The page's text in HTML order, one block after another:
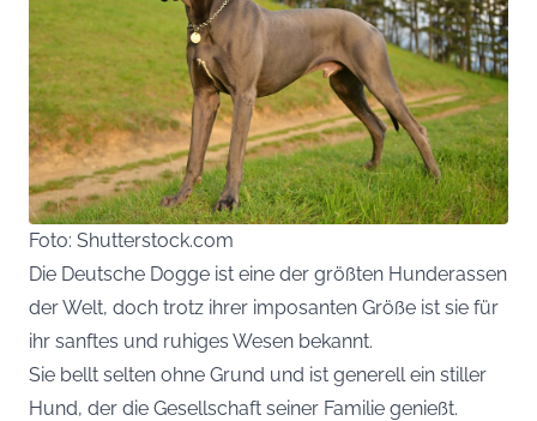
Foto: Shutterstock.com
Die Deutsche Dogge ist eine der größten Hunderassen
der Welt, doch trotz ihrer imposanten Größe ist sie für
ihr sanftes und ruhiges Wesen bekannt.
Sie bellt selten ohne Grund und ist generell ein stiller
Hund, der die Gesellschaft seiner Familie genießt.